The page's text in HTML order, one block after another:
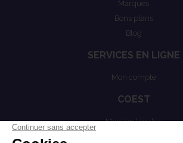
Marques
Bons plans
Blog
SERVICES EN LIGNE
Mon compte
COEST
Mention légales